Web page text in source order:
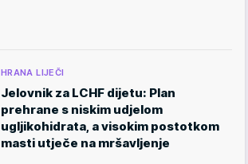
HRANA LIJEČI
Jelovnik za LCHF dijetu: Plan
prehrane s niskim udjelom
ugljikohidrata, a visokim postotkom
masti utječe na mršavljenje